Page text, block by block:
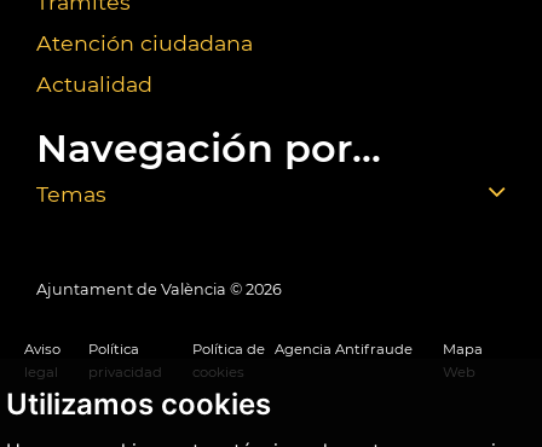
Utilizamos cookies
Atención ciudadana
Actualidad
Navegación por...
Temas
Ajuntament de València © 2026
Aviso
legal
Política
privacidad
Política de
cookies
Agencia Antifraude
Mapa
Web